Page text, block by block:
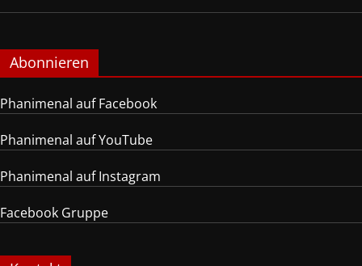
Abonnieren
Phanimenal auf Facebook
Phanimenal auf YouTube
Phanimenal auf Instagram
Facebook Gruppe